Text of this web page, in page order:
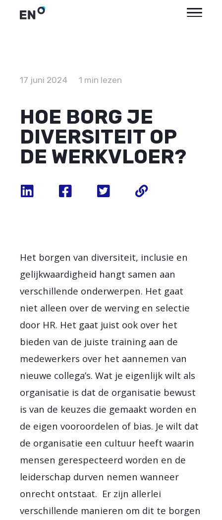
17 juni 2024 1 min lezen
HOE BORG JE
DIVERSITEIT OP
DE WERKVLOER?
Het borgen van diversiteit, inclusie en
gelijkwaardigheid hangt samen aan
verschillende onderwerpen. Het gaat
niet alleen over de werving en selectie
door HR. Het gaat juist ook over het
bieden van de juiste training aan de
medewerkers over het aannemen van
nieuwe collega’s. Wat je eigenlijk wilt als
organisatie is dat de organisatie bewust
is van de keuzes die gemaakt worden en
de eigen vooroordelen of bias. Je wilt dat
de organisatie een cultuur heeft waarin
mensen gerespecteerd worden en de
leiderschap durven nemen wanneer
onrecht ontstaat. Er zijn allerlei
verschillende manieren om dit te borgen